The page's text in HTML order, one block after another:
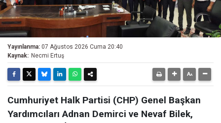
Yayınlanma: 07 Ağustos 2026 Cuma 20:40
Kaynak: Necmi Ertuş
Cumhuriyet Halk Partisi (CHP) Genel Başkan
Yardımcıları Adnan Demirci ve Nevaf Bilek,